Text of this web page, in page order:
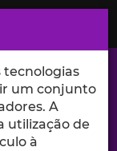
Iscte
tecnologias
um conjunto
A
utilização de
à